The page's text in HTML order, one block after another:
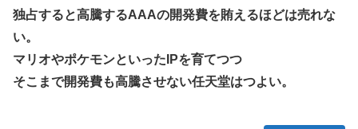
独占すると高騰するAAAの開発費を賄えるほどは売れな
い。
マリオやポケモンといったIPを育てつつ
そこまで開発費も高騰させない任天堂はつよい。